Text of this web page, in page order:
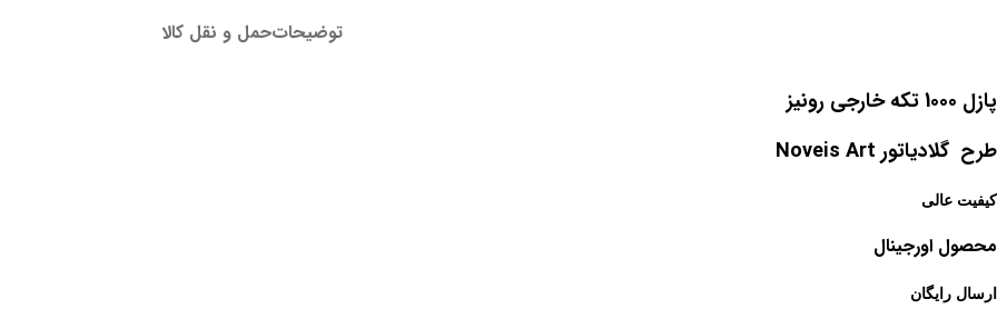
توضیحاتحمل و نقل کالا
پازل 1000 تکه خارجی رونیز
طرح گلادیاتور Noveis Art
کیفیت عالی
محصول اورجینال
ارسال رایگان